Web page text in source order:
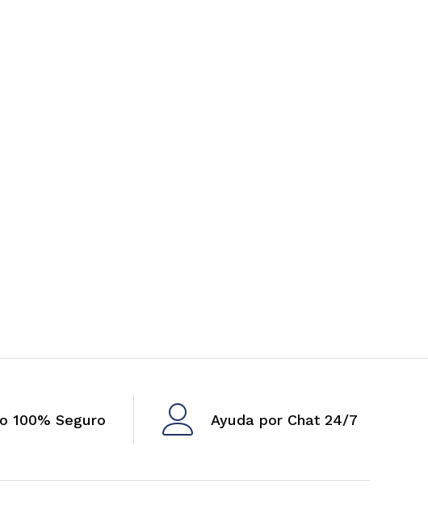
100% Seguro Ayuda por Chat 24/7